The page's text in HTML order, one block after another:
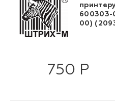
600303-
00)
750 Р